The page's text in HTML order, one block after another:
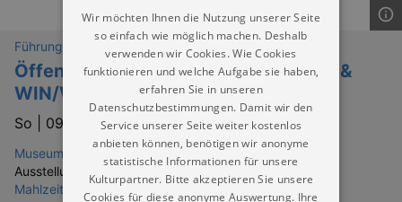
Führungen
Öffentliche Führung: Serving Gender &
WIN/WIN | Kombiführung
So | 09.08.2026 | 16:00
Museum Gunzenhauser Chemnitz
Ausstellungen:
Mahlzeit! Serving Gender
Wir möchten Ihnen die Nutzung unserer Seite
so einfach wie möglich machen. Deshalb
verwenden wir Cookies. Wie Cookies
funktionieren und welche Aufgabe sie haben,
erfahren Sie in unseren
Datenschutzbestimmungen. Damit wir den
Service unserer Seite weiter kostenlos
anbieten können, benötigen wir anonyme
statistische Informationen für unsere
Kulturpartner. Bitte akzeptieren Sie unsere
Cookies für diese anonyme Auswertung. Ihre